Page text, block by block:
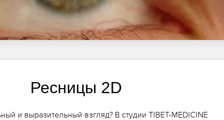
Ресницы 2D
и выразительный взгляд? В студии TIBET-MEDICINE